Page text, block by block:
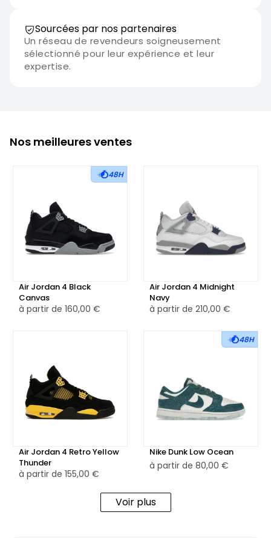
Sourcées par nos partenaires
Un réseau de revendeurs soigneusement
sélectionné pour leur expérience et leur
expertise.
Nos meilleures ventes
48H
Air Jordan 4 Black
Canvas
à partir de 160,00 €
Air Jordan 4 Midnight
Navy
à partir de 210,00 €
Air Jordan 4 Retro Yellow
Thunder
à partir de 155,00 €
48H
Nike Dunk Low Ocean
à partir de 80,00 €
Voir plus